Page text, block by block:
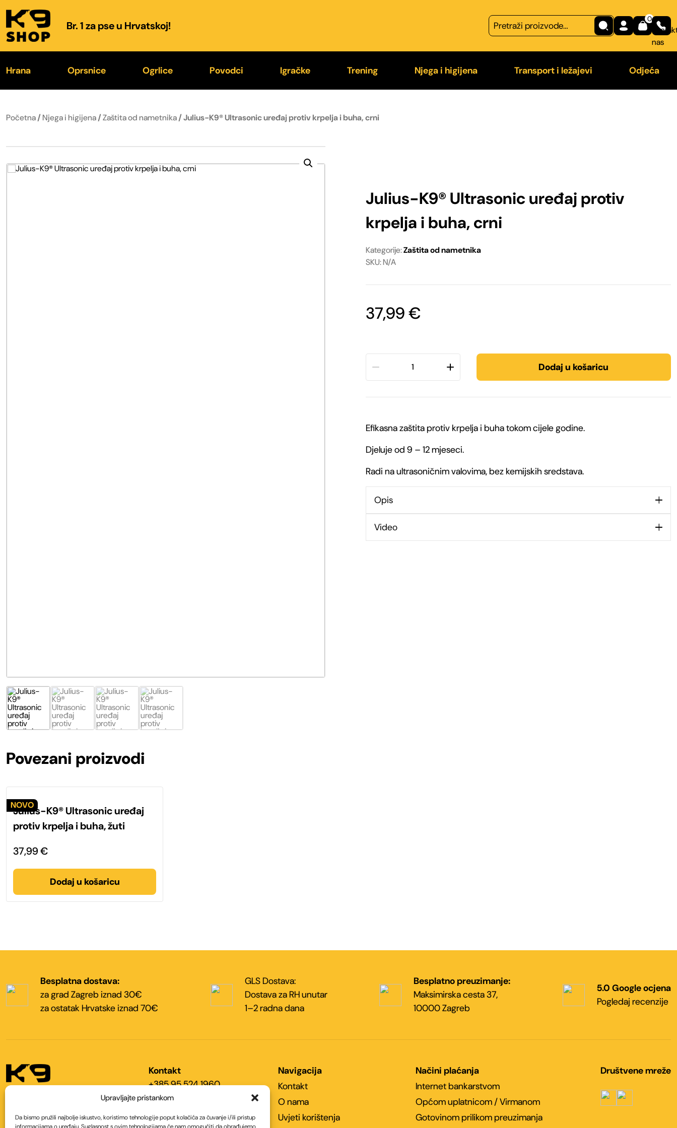
Upravljajte pristankom
Da bismo pružili najbolje iskustvo, koristimo tehnologije poput kolačića za čuvanje i/ili pristup
Br. 1 za pse u Hrvatskoj!
0
nas
Hrana
K9® Hrana
Poslastice
Oprsnice
IDC® Power 2026.
Color & Gray® 2026.
Ogrlice
K9® Color & Gray
Trening ogrlice
Povodci
K9® Supergrip
Flexi®
Igračke
Loptice
Kong®
Trening
Jastučići za ugriz
Oprema za vodiče
Ostala oprema
Njega i higijena Transport i ležajevi Odjeća
Početna/Njega i higijena/Zaštita od nametnika/ Julius-K9® Ultrasonic uređaj protiv krpelja i buha, crni
Julius-K9® Ultrasonic uređaj protiv
krpelja i buha, crni
Kategorije:Zaštita od nametnika
SKU: N/A
37,99€
uređaj
protiv
krpelja
buha,
Dodaj u košaricu
Efikasna zaštita protiv krpelja i buha tokom cijele godine.
Djeluje od 9 – 12 mjeseci.
Radi na ultrasoničnim valovima, bez kemijskih sredstava.
Opis
Video
Povezani proizvodi
Julius-K9® Ultrasonic uređaj
protiv krpelja i buha, žuti
37,99€
Dodaj u košaricu
Besplatna dostava:
za grad Zagreb iznad 30€
za ostatak Hrvatske iznad 70€
GLS Dostava:
Dostava za RH unutar
1–2 radna dana
Besplatno preuzimanje:
Maksimirska cesta 37,
10000 Zagreb
5.0 Google ocjena
Pogledaj recenzije
K9 SHOP Hrvatska
Kontakt
+385 95 524 1960
+385 95 524 1965
Navigacija
Kontakt
O nama
Uvjeti korištenja
Načini plaćanja
Internet bankarstvom
Općom uplatnicom / Virmanom
Gotovinom prilikom preuzimanja
Društvene mreže